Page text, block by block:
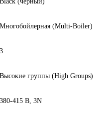
Многобойлерная (Multi-Boiler)
3
Высокие группы (High Groups)
380-415 В, 3N